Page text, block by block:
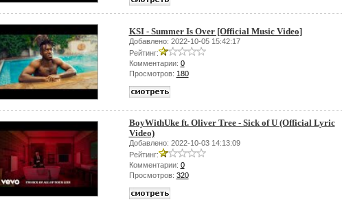
KSI - Summer Is Over [Official Music Video]
Добавлено: 2022-10-05 15:42:17
Рейтинг:
Комментарии: 0
Просмотров: 180
BoyWithUke ft. Oliver Tree - Sick of U (Official Lyric
Video)
Добавлено: 2022-10-03 14:13:09
Рейтинг:
Комментарии: 0
Просмотров: 320